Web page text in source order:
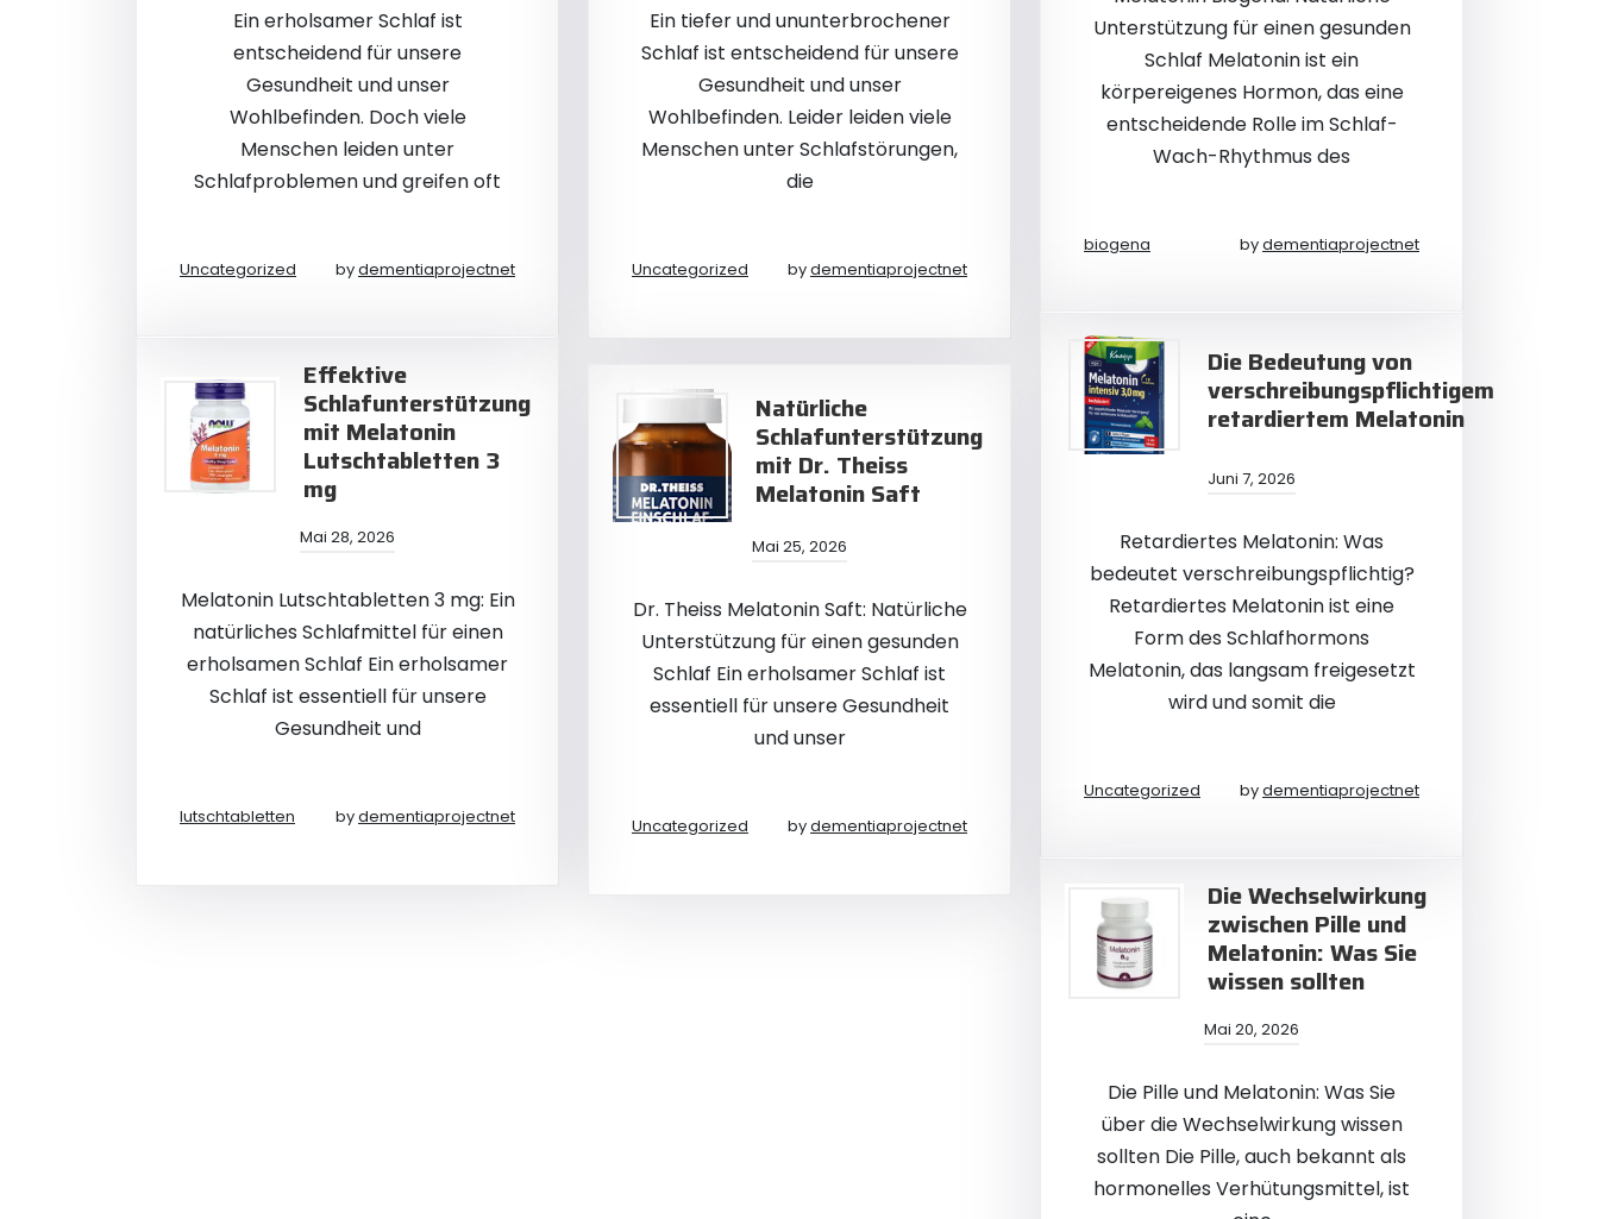
Ein erholsamer Schlaf ist
entscheidend für unsere
Gesundheit und unser
Wohlbefinden. Doch viele
Menschen leiden unter
Schlafproblemen und greifen oft
Uncategorized bydementiaprojectnet
Ein tiefer und ununterbrochener
Schlaf ist entscheidend für unsere
Gesundheit und unser
Wohlbefinden. Leider leiden viele
Menschen unter Schlafstörungen,
die
Uncategorized bydementiaprojectnet
Unterstützung für einen gesunden
Schlaf Melatonin ist ein
körpereigenes Hormon, das eine
entscheidende Rolle im Schlaf-
Wach-Rhythmus des
biogena bydementiaprojectnet
Die Bedeutung von
verschreibungspflichtigem
retardiertem Melatonin
Juni 7, 2026
Retardiertes Melatonin: Was
bedeutet verschreibungspflichtig?
Retardiertes Melatonin ist eine
Form des Schlafhormons
Melatonin, das langsam freigesetzt
wird und somit die
Uncategorized bydementiaprojectnet
Effektive
Schlafunterstützung
mit Melatonin
Lutschtabletten 3
mg
Mai 28, 2026
Melatonin Lutschtabletten 3 mg: Ein
natürliches Schlafmittel für einen
erholsamen Schlaf Ein erholsamer
Schlaf ist essentiell für unsere
Gesundheit und
lutschtabletten bydementiaprojectnet
Natürliche
Schlafunterstützung
mit Dr. Theiss
Melatonin Saft
Mai 25, 2026
Dr. Theiss Melatonin Saft: Natürliche
Unterstützung für einen gesunden
Schlaf Ein erholsamer Schlaf ist
essentiell für unsere Gesundheit
und unser
Uncategorized bydementiaprojectnet
Die Wechselwirkung
zwischen Pille und
Melatonin: Was Sie
wissen sollten
Mai 20, 2026
Die Pille und Melatonin: Was Sie
über die Wechselwirkung wissen
sollten Die Pille, auch bekannt als
hormonelles Verhütungsmittel, ist